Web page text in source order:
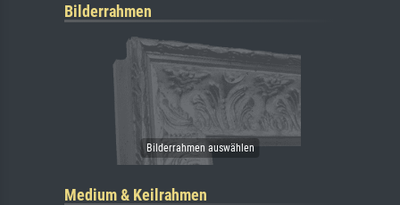
Bilderrahmen
Medium & Keilrahmen